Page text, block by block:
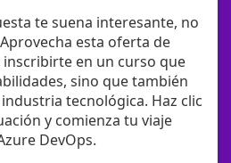
te suena interesante, no
esta oferta de
en un curso que
sino que también
tecnológica. Haz clic
y comienza tu viaje
DevOps.